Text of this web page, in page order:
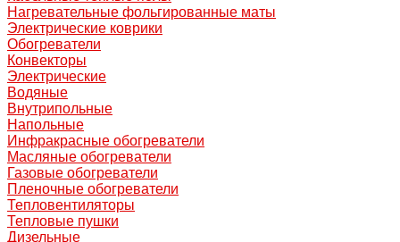
Нагревательные фольгированные маты
Электрические коврики
Обогреватели
Конвекторы
Электрические
Водяные
Внутрипольные
Напольные
Инфракрасные обогреватели
Масляные обогреватели
Газовые обогреватели
Пленочные обогреватели
Тепловентиляторы
Тепловые пушки
Дизельные